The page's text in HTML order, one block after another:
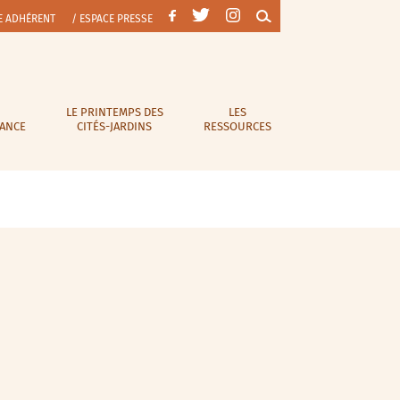
ADHÉRENT / ESPACE PRESSE
LE PRINTEMPS DES
CITÉS-JARDINS
LES
RESSOURCES